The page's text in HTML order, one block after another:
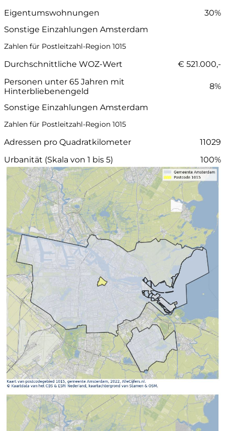
Eigentumswohnungen
30%
Sonstige Einzahlungen Amsterdam
Zahlen für Postleitzahl-Region 1015
Durchschnittliche WOZ-Wert
€ 521.000,-
Personen unter 65 Jahren mit
Hinterbliebenengeld
8%
Sonstige Einzahlungen Amsterdam
Zahlen für Postleitzahl-Region 1015
Adressen pro Quadratkilometer
11029
Urbanität (Skala von 1 bis 5)
100%